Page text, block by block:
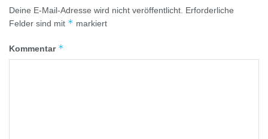
Deine E-Mail-Adresse wird nicht veröffentlicht. Erforderliche
Felder sind mit * markiert
Kommentar *